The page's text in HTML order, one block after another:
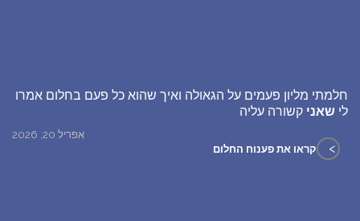
חלמתי מליון פעמים על הגאולה ואיך שהוא כל פעם בחלום אמרו
לי שאני קשורה עליה
אפריל 20, 2026
> קראו את פענוח החלום